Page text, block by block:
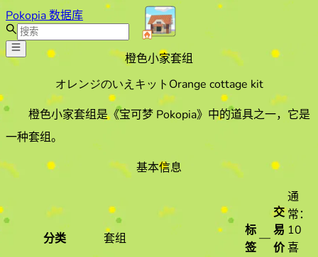
Pokopia 数据库
橙色小家套组
オレンジのいえキット Orange cottage kit
橙色小家套组是《宝可梦 Pokopia》中的道具之一，它是
一种套组。
基本信息
分类 套组
标
签
—
交
易
价
通
常：
10
喜